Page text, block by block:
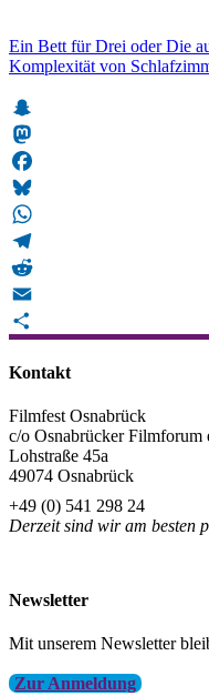
Ein Bett für Drei oder Die
Komplexität von
Snapchat
Mastodon
Facebook
Bluesky
WhatsApp
Telegram
Reddit
Email
Kontakt
Filmfest Osnabrück
c/o Osnabrücker Filmforum
Lohstraße 45a
49074 Osnabrück
+49 (0) 541 298 24
Derzeit sind wir am besten
Newsletter
Mit unserem Newsletter
Zur Anmeldung